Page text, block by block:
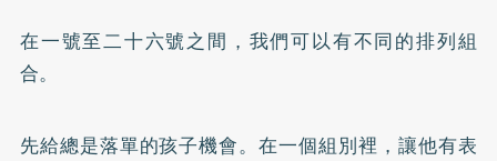
在一號至二十六號之間，我們可以有不同的排列組
合。
先給總是落單的孩子機會。在一個組別裡，讓他有表